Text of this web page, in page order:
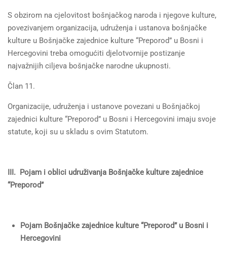
S obzirom na cjelovitost bošnjačkog naroda i njegove kulture,
povezivanjem organizacija, udruženja i ustanova bošnjačke
kulture u Bošnjačke zajednice kulture “Preporod” u Bosni i
Hercegovini treba omogućiti djelotvornije postizanje
najvažnijih ciljeva bošnjačke narodne ukupnosti.
Član 11.
Organizacije, udruženja i ustanove povezani u Bošnjačkoj
zajednici kulture “Preporod” u Bosni i Hercegovini imaju svoje
statute, koji su u skladu s ovim Statutom.
III. Pojam i oblici udruživanja Bošnjačke kulture zajednice
“Preporod”
Pojam Bošnjačke zajednice kulture “Preporod” u Bosni i
Hercegovini